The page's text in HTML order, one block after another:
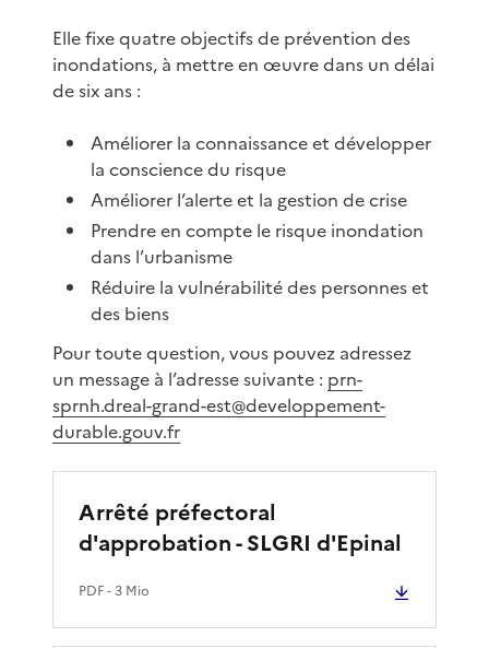
Elle fixe quatre objectifs de prévention des
inondations, à mettre en œuvre dans un délai
de six ans :
Améliorer la connaissance et développer
la conscience du risque
Améliorer l’alerte et la gestion de crise
Prendre en compte le risque inondation
dans l’urbanisme
Réduire la vulnérabilité des personnes et
des biens
Pour toute question, vous pouvez adressez
un message à l’adresse suivante : prn-
sprnh.dreal-grand-est@developpement-
durable.gouv.fr
Arrêté préfectoral
d'approbation - SLGRI d'Epinal
PDF- 3 Mio